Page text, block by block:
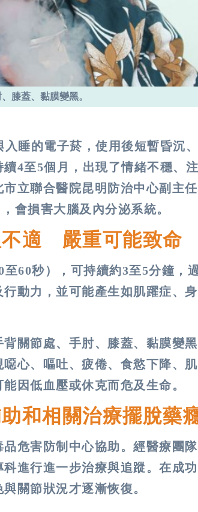
膝蓋、黏膜變黑。
睡的電子菸，使用後短暫昏沉、
4至5個月，出現了情緒不穩、
立聯合醫院昆明防治中心副主任
會損害大腦及內分泌系統。
不適 嚴重可能致命
60秒），可持續約3至5分鐘，
動力，並可能產生如肌躍症、
關節處、手肘、膝蓋、黏膜變
心、嘔吐、疲倦、食慾下降、
因低血壓或休克而危及生命。
和相關治療擺脫藥
危害防制中心協助。經醫療團隊
進行進一步治療與追蹤。在成
關節狀況才逐漸恢復。